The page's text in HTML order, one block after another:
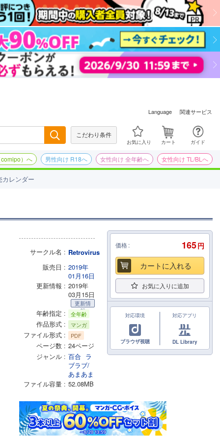
Language 関連サービス
こだわり条件
お気に入り カート ガイド
）へ 男性向け R18へ 女性向け 全年齢へ 女性向け TL/BLへ
カレンダー
サークル名
Retrovirus
販売日
2019年
01月16日
更新情報
2019年
03月15日
更新情
報
年齢指定 全年齢
作品形式 マンガ
ファイル形式 PDF
ページ数
24ページ
ジャンル
百合 ラ
ブラブ/
あまあま
ファイル容量
52.08MB
価格 165円
カートに入れる
お気に入りに追加
対応環境
ブラウザ視聴
対応アプリ
DL Library